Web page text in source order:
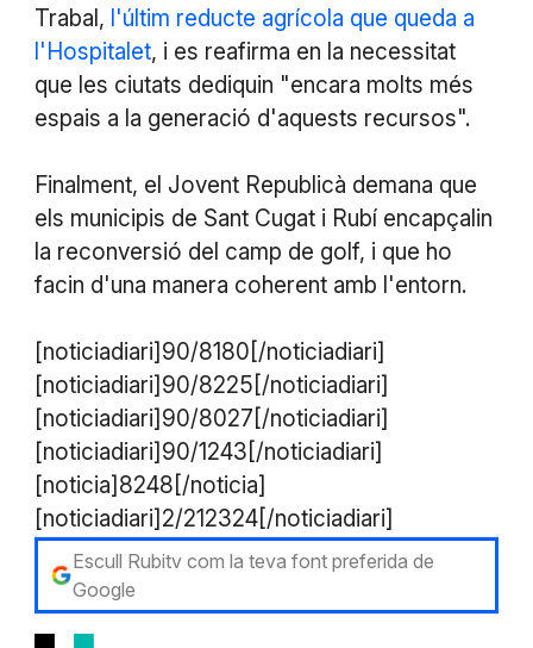
Trabal, l'últim reducte agrícola que queda a
l'Hospitalet, i es reafirma en la necessitat
que les ciutats dediquin "encara molts més
espais a la generació d'aquests recursos".
Finalment, el Jovent Republicà demana que
els municipis de Sant Cugat i Rubí encapçalin
la reconversió del camp de golf, i que ho
facin d'una manera coherent amb l'entorn.
[noticiadiari]90/8180[/noticiadiari]
[noticiadiari]90/8225[/noticiadiari]
[noticiadiari]90/8027[/noticiadiari]
[noticiadiari]90/1243[/noticiadiari]
[noticia]8248[/noticia]
[noticiadiari]2/212324[/noticiadiari]
Escull Rubitv com la teva font preferida de
Google